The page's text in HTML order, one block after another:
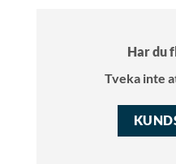
Har du
Tveka inte